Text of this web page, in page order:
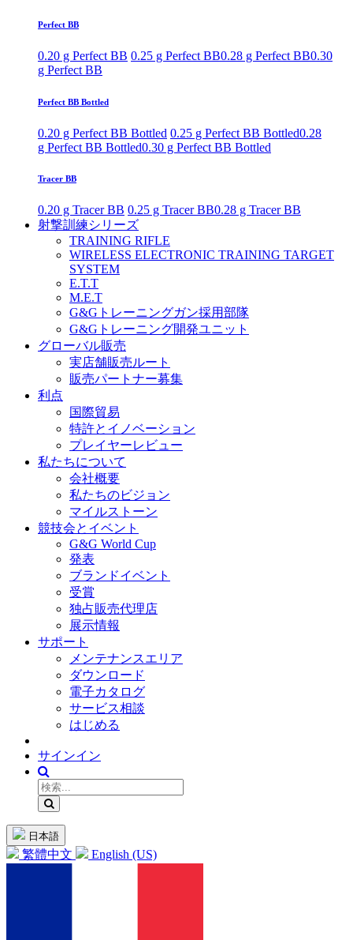
Perfect BB
0.20 g Perfect BB 0.25 g Perfect BB0.28 g Perfect BB0.30
g Perfect BB
Perfect BB Bottled
0.20 g Perfect BB Bottled 0.25 g Perfect BB Bottled0.28
g Perfect BB Bottled0.30 g Perfect BB Bottled
Tracer BB
0.20 g Tracer BB 0.25 g Tracer BB0.28 g Tracer BB
射撃訓練シリーズ
TRAINING RIFLE
WIRELESS ELECTRONIC TRAINING TARGET
SYSTEM
E.T.T
M.E.T
G&Gトレーニングガン採用部隊
G&Gトレーニング開発ユニット
グローバル販売
実店舗販売ルート
販売パートナー募集
利点
国際貿易
特許とイノベーション
プレイヤーレビュー
私たちについて
会社概要
私たちのビジョン
マイルストーン
競技会とイベント
G&G World Cup
発表
ブランドイベント
受賞
独占販売代理店
展示情報
サポート
メンテナンスエリア
ダウンロード
電子カタログ
サービス相談
はじめる
サインイン
日本語
繁體中文 English (US)